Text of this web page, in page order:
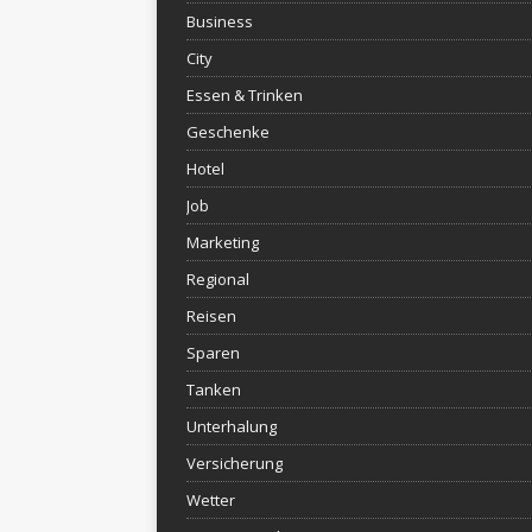
Business
City
Essen & Trinken
Geschenke
Hotel
Job
Marketing
Regional
Reisen
Sparen
Tanken
Unterhalung
Versicherung
Wetter